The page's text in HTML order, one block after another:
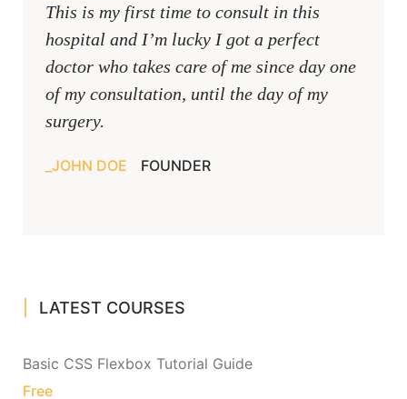
This is my first time to consult in this
hospital and I’m lucky I got a perfect
doctor who takes care of me since day one
of my consultation, until the day of my
surgery.
JOHN DOE FOUNDER
LATEST COURSES
Basic CSS Flexbox Tutorial Guide
Free